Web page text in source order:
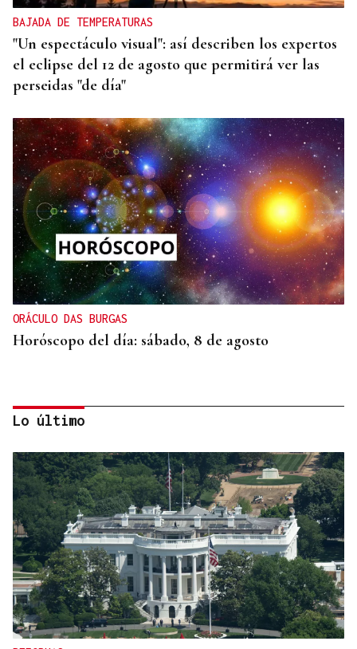
BAJADA DE TEMPERATURAS
"Un espectáculo visual": así describen los expertos
el eclipse del 12 de agosto que permitirá ver las
perseidas "de día"
ORÁCULO DAS BURGAS
Horóscopo del día: sábado, 8 de agosto
SEGURIDAD INFANTIL
Un tribunal de Estados Unidos multa a Meta con
567 millones de dólares por perjudicar la salud
mental de los menores
Lo último